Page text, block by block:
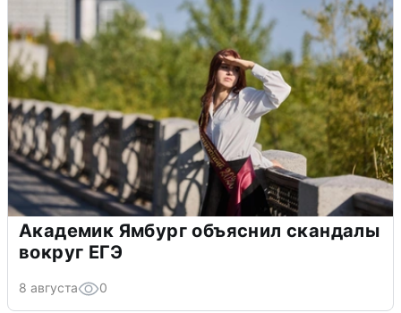
Академик Ямбург объяснил скандалы
вокруг ЕГЭ
8 августа 0